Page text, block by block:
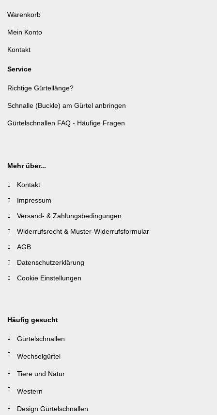
Warenkorb
Mein Konto
Kontakt
Service
Richtige Gürtellänge?
Schnalle (Buckle) am Gürtel anbringen
Gürtelschnallen FAQ - Häufige Fragen
Mehr über...
Kontakt
Impressum
Versand- & Zahlungsbedingungen
Widerrufsrecht & Muster-Widerrufsformular
AGB
Datenschutzerklärung
Cookie Einstellungen
Häufig gesucht
Gürtelschnallen
Wechselgürtel
Tiere und Natur
Western
Design Gürtelschnallen